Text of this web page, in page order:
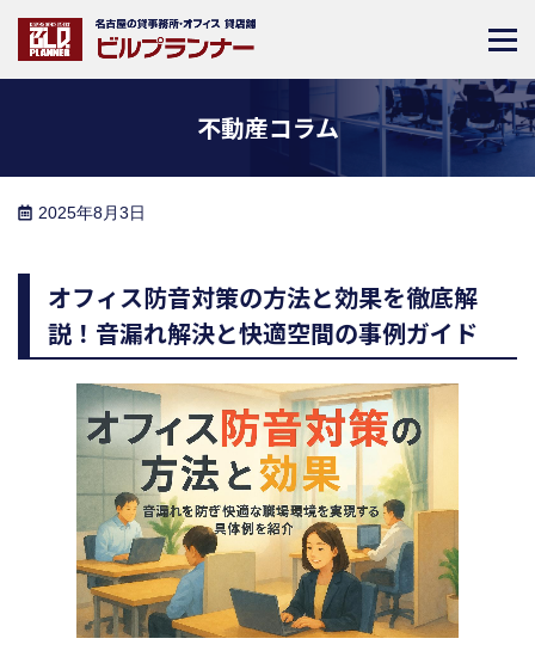
不動産コラム
2025年8月3日
オフィス防音対策の方法と効果を徹底解
説！音漏れ解決と快適空間の事例ガイド